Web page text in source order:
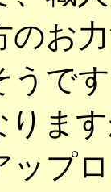
のお
うで
りま
ップ